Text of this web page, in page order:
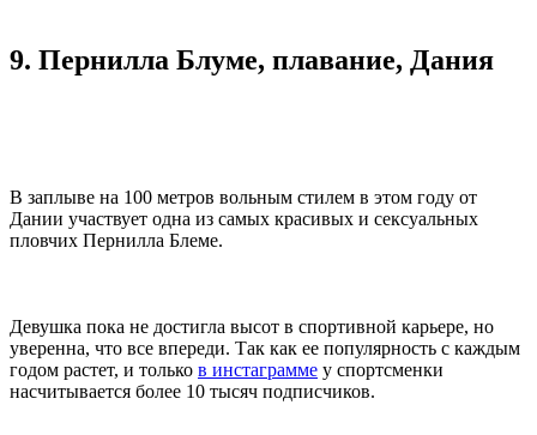
9. Пернилла Блуме, плавание, Дания
В заплыве на 100 метров вольным стилем в этом году от
Дании участвует одна из самых красивых и сексуальных
пловчих Пернилла Блеме.
Девушка пока не достигла высот в спортивной карьере, но
уверенна, что все впереди. Так как ее популярность с каждым
годом растет, и только в инстаграмме у спортсменки
насчитывается более 10 тысяч подписчиков.